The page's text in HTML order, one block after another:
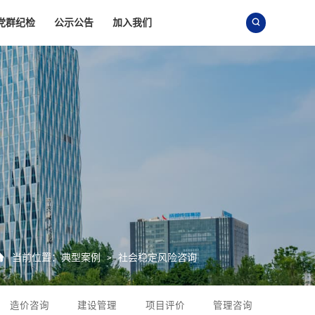
群纪检 公示公告 加入我们 
当前位置：典型案例 > 社会稳定风险咨询
造价咨询 建设管理 项目评价 管理咨询